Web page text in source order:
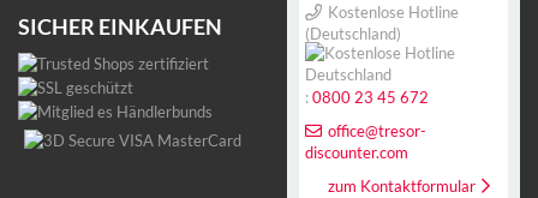
SICHER EINKAUFEN
Kostenlose Hotline
(Deutschland)
:0800 23 45 672
office@tresor-
discounter.com
zum Kontaktformular